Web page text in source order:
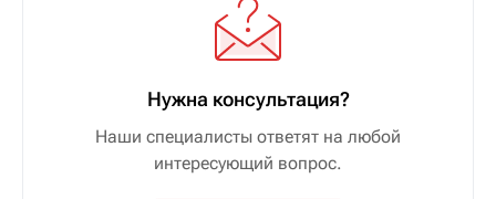
Нужна консультация?
Наши специалисты ответят на любой
интересующий вопрос.